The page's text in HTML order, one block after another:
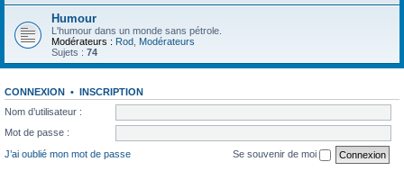
Humour
L'humour dans un monde sans pétrole.
Modérateurs : Rod Modérateurs
Sujets : 74
CONNEXION • INSCRIPTION
Nom d’utilisateur :
Mot de passe :
J’ai oublié mon mot de passe
Se souvenir de moi